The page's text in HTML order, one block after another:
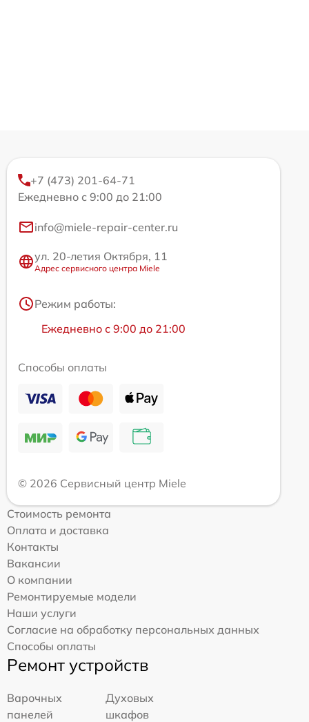
+7 (473) 201-64-71
Ежедневно с 9:00 до 21:00
info@miele-repair-center.ru
ул. 20-летия Октября, 11
Адрес сервисного центра Miele
Режим работы:
Ежедневно с 9:00 до 21:00
Способы оплаты
© 2026 Сервисный центр Miele
Стоимость ремонта
Оплата и доставка
Контакты
Вакансии
О компании
Ремонтируемые модели
Наши услуги
Согласие на обработку персональных данных
Способы оплаты
Ремонт устройств
Варочных
панелей
Духовых
шкафов